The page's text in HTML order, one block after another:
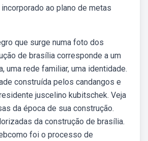
ao plano de metas
que surge numa foto dos
de brasília corresponde a um
uma rede familiar, uma identidade.
construída pelos candangos e
juscelino kubitschek. Veja
da época de sua construção.
da construção de brasília.
foi o processo de